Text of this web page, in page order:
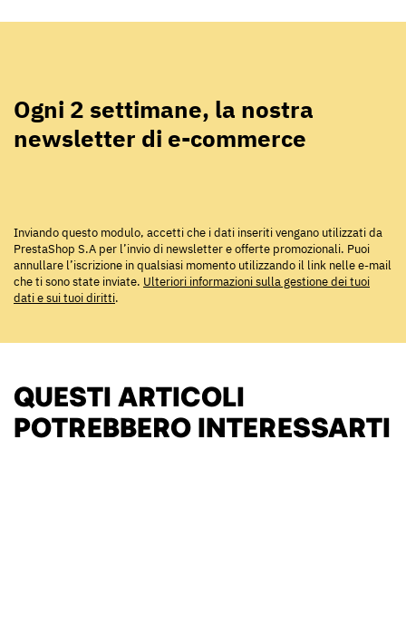
Ogni 2 settimane, la nostra
newsletter di e-commerce
Inviando questo modulo, accetti che i dati inseriti vengano utilizzati da
PrestaShop S.A per l’invio di newsletter e offerte promozionali. Puoi
annullare l’iscrizione in qualsiasi momento utilizzando il link nelle e-mail
che ti sono state inviate. Ulteriori informazioni sulla gestione dei tuoi
dati e sui tuoi diritti.
QUESTI ARTICOLI
POTREBBERO INTERESSARTI